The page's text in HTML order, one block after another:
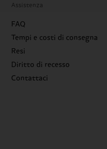
Assistenza
FAQ
Tempi e costi di consegna
Resi
Diritto di recesso
Contattaci